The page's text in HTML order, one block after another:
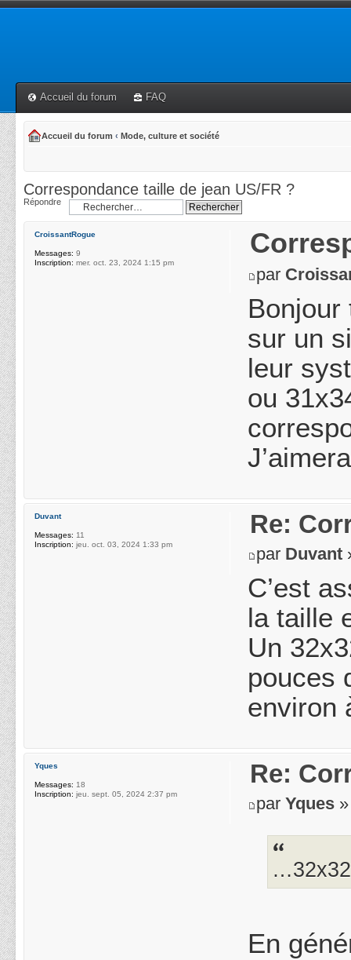
Accueil du forum FAQ
Accueil du forum ‹ Mode, culture et société
Correspondance taille de jean US/FR ?
Répondre
par
Bonjour
sur un
leur
ou
CroissantRogue
Messages: 9
Inscription: mer. oct. 23, 2024 1:15 pm
Re:
par Duvant
C’est
la taille
Un
pouces
environ
Duvant
Messages: 11
Inscription: jeu. oct. 03, 2024 1:33 pm
Re:
parYques
En
Yques
Messages: 18
Inscription: jeu. sept. 05, 2024 2:37 pm